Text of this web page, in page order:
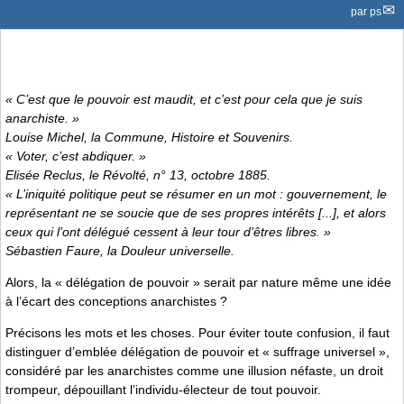
par ps
« C’est que le pouvoir est maudit, et c’est pour cela que je suis
anarchiste. »
Louise Michel, la Commune, Histoire et Souvenirs.
« Voter, c’est abdiquer. »
Elisée Reclus, le Révolté, n° 13, octobre 1885.
« L’iniquité politique peut se résumer en un mot : gouvernement, le
représentant ne se soucie que de ses propres intérêts [...], et alors
ceux qui l’ont délégué cessent à leur tour d’êtres libres. »
Sébastien Faure, la Douleur universelle.
Alors, la « délégation de pouvoir » serait par nature même une idée
à l’écart des conceptions anarchistes ?
Précisons les mots et les choses. Pour éviter toute confusion, il faut
distinguer d’emblée délégation de pouvoir et « suffrage universel »,
considéré par les anarchistes comme une illusion néfaste, un droit
trompeur, dépouillant l’individu-électeur de tout pouvoir.